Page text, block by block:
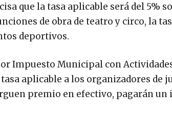
que la tasa aplicable será del 5%
de obra de teatro y circo, la
deportivos.
Impuesto Municipal con Actividades
aplicable a los organizadores de
premio en efectivo, pagarán un